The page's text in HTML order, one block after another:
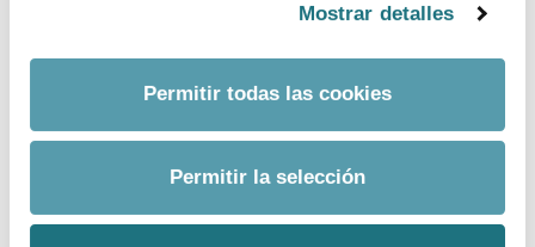
Mostrar detalles
Permitir todas las cookies
Permitir la selección
BANCO DE IMÁGENES